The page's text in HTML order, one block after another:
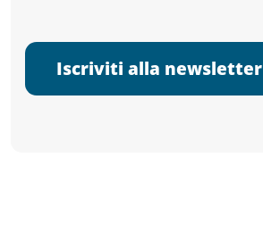
Iscriviti alla newsletter